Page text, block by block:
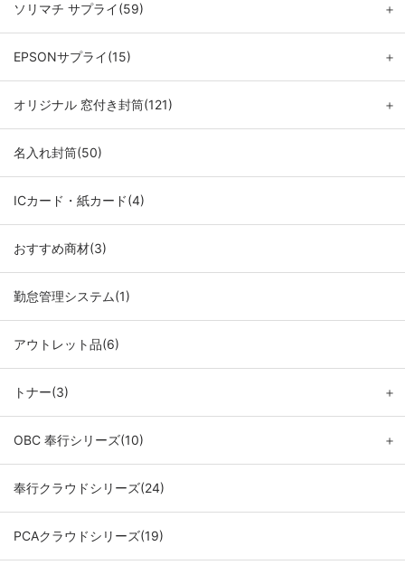
ソリマチ サプライ(59) ＋
EPSONサプライ(15) ＋
オリジナル 窓付き封筒(121) ＋
名入れ封筒(50)
ICカード・紙カード(4)
おすすめ商材(3)
勤怠管理システム(1)
アウトレット品(6)
トナー(3) ＋
OBC 奉行シリーズ(10) ＋
奉行クラウドシリーズ(24)
PCAクラウドシリーズ(19)